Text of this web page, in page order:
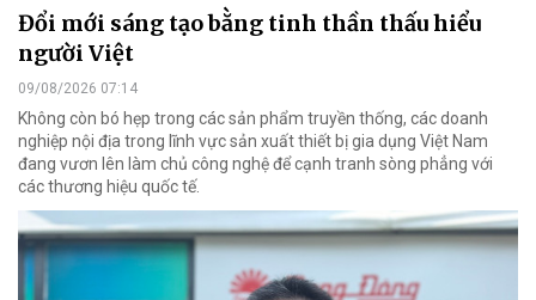
Đổi mới sáng tạo bằng tinh thần thấu hiểu
người Việt
09/08/2026 07:14
Không còn bó hẹp trong các sản phẩm truyền thống, các doanh
nghiệp nội địa trong lĩnh vực sản xuất thiết bị gia dụng Việt Nam
đang vươn lên làm chủ công nghệ để cạnh tranh sòng phẳng với
các thương hiệu quốc tế.